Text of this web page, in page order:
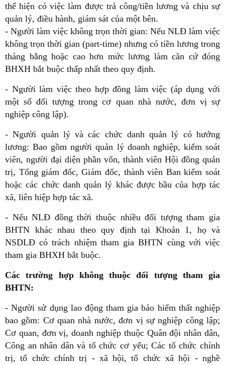
thể hiện có việc làm được trả công/tiền lương và chịu sự
quản lý, điều hành, giám sát của một bên.
- Người làm việc không trọn thời gian: Nếu NLĐ làm việc
không trọn thời gian (part-time) nhưng có tiền lương trong
tháng bằng hoặc cao hơn mức lương làm căn cứ đóng
BHXH bắt buộc thấp nhất theo quy định.
- Người làm việc theo hợp đồng làm việc (áp dụng với
một số đối tượng trong cơ quan nhà nước, đơn vị sự
nghiệp công lập).
- Người quản lý và các chức danh quản lý có hưởng
lương: Bao gồm người quản lý doanh nghiệp, kiểm soát
viên, người đại diện phần vốn, thành viên Hội đồng quản
trị, Tổng giám đốc, Giám đốc, thành viên Ban kiểm soát
hoặc các chức danh quản lý khác được bầu của hợp tác
xã, liên hiệp hợp tác xã.
- Nếu NLĐ đồng thời thuộc nhiều đối tượng tham gia
BHTN khác nhau theo quy định tại Khoản 1, họ và
NSDLĐ có trách nhiệm tham gia BHTN cùng với việc
tham gia BHXH bắt buộc.
Các trường hợp không thuộc đối tượng tham gia
BHTN:
- Người sử dụng lao động tham gia bảo hiểm thất nghiệp
bao gồm: Cơ quan nhà nước, đơn vị sự nghiệp công lập;
Cơ quan, đơn vị, doanh nghiệp thuộc Quân đội nhân dân,
Công an nhân dân và tổ chức cơ yếu; Các tổ chức chính
trị, tổ chức chính trị - xã hội, tổ chức xã hội - nghề